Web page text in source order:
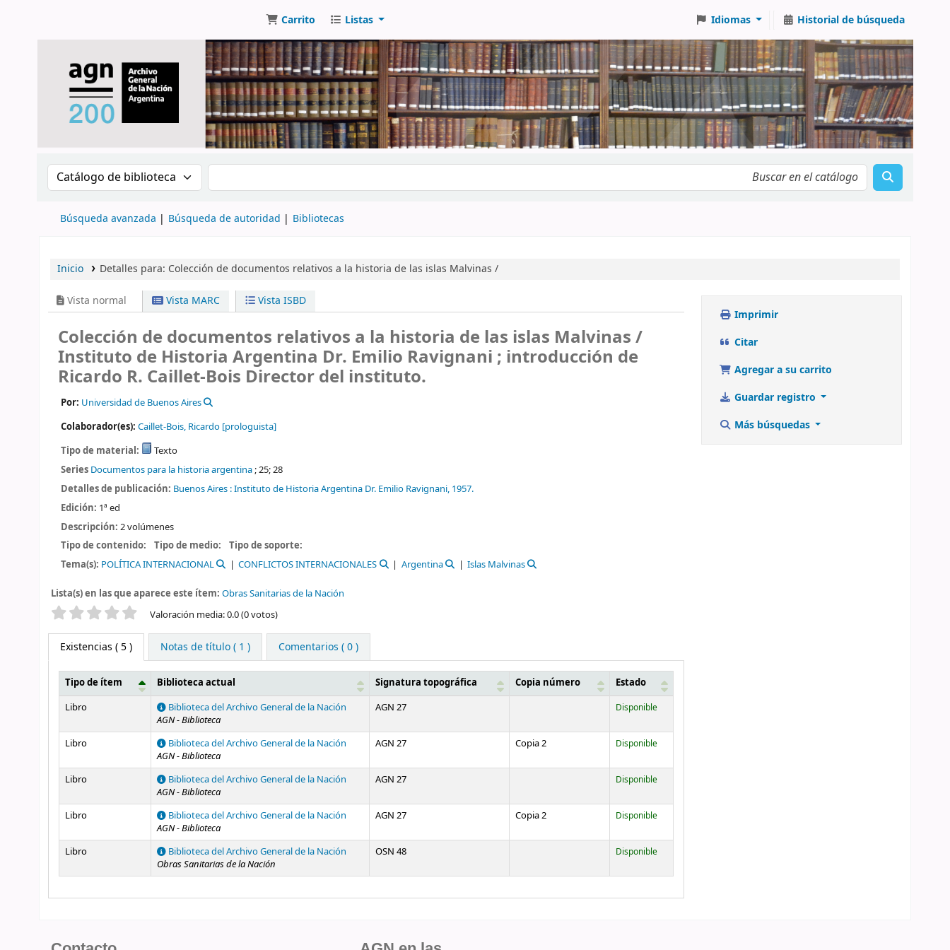
Carrito Listas Idiomas Historial de búsqueda
Buscar en el catálogo por: Buscar en el catálogo
Búsqueda avanzada Búsqueda de autoridad Bibliotecas
Inicio Detalles para: Colección de documentos relativos a la historia de las islas Malvinas /
Vista normal Vista MARC Vista ISBD
Colección de documentos relativos a la historia de las islas Malvinas /
Instituto de Historia Argentina Dr. Emilio Ravignani ; introducción de
Ricardo R. Caillet-Bois Director del instituto.
Por: Universidad de Buenos Aires
Colaborador(es): Caillet-Bois, Ricardo[prologuista]
Tipo de material:
Texto
Series Documentos para la historia argentina; 25; 28
Detalles de publicación: Buenos Aires :Instituto de Historia Argentina Dr. Emilio Ravignani, 1957.
Edición: 1ª ed
Descripción: 2 volúmenes
Tipo de contenido:
Tipo de medio:
Tipo de soporte:
Tema(s): POLÍTICA INTERNACIONAL CONFLICTOS INTERNACIONALES Argentina Islas Malvinas
Lista(s) en las que aparece este ítem: Obras Sanitarias de la Nación
Valoración Valoración media: 0.0 (0 votos)
Existencias ( 5 ) Notas de título ( 1 ) Comentarios ( 0 )
Existencias
Tipo de ítem Biblioteca actual Signatura topográfica Copia número
Estado
Libro
Biblioteca del Archivo General de la Nación
AGN - Biblioteca
AGN 27 Disponible
Libro Biblioteca del Archivo General de la Nación
AGN - Biblioteca
AGN 27 Copia 2 Disponible
Libro Biblioteca del Archivo General de la Nación
AGN - Biblioteca
AGN 27 Disponible
Libro Biblioteca del Archivo General de la Nación
AGN - Biblioteca
AGN 27 Copia 2 Disponible
Libro Biblioteca del Archivo General de la Nación
Obras Sanitarias de la Nación
OSN 48 Disponible
Imprimir
Citar
Agregar a su carrito
Guardar registro
Más búsquedas